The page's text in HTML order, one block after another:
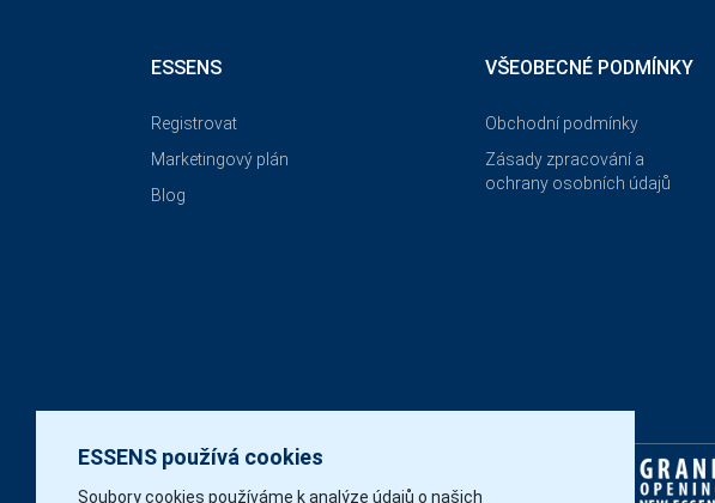
ESSENS používá cookies
Soubory cookies používáme k analýze údajů o našich
ESSENS
Registrovat
Marketingový plán
Blog
VŠEOBECNÉ PODMÍNKY
Obchodní podmínky
Zásady zpracování a
ochrany osobních údajů